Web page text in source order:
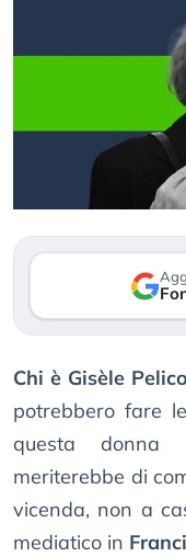
Chi è Gisèle
potrebbero fare
questa donna
meriterebbe di
vicenda, non a
mediatico in